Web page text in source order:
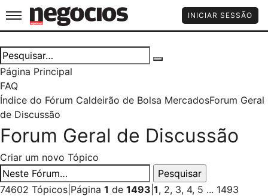
Jornal de Negócios INICIAR SESSÃO
Página Principal
FAQ
Índice do Fórum Caldeirão de Bolsa MercadosForum Geral
de Discussão
Forum Geral de Discussão
Criar um novo Tópico
74602 Tópicos Página 1 de 1493 1, 2, 3, 4, 5 ... 1493